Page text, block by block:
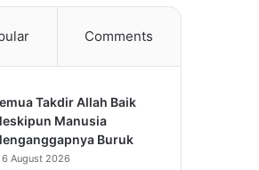
Comments
Takdir Allah Baik
Manusia
Buruk
6 August 2026